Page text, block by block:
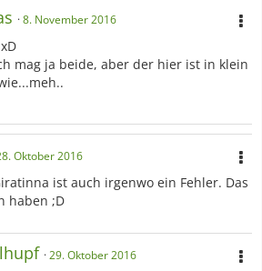
8. November 2016
mag ja beide, aber der hier ist in klein
Oktober 2016
ist auch irgenwo ein Fehler. Das
haben ;D
29. Oktober 2016